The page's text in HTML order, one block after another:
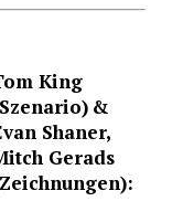
King
&
Shaner,
Gerads